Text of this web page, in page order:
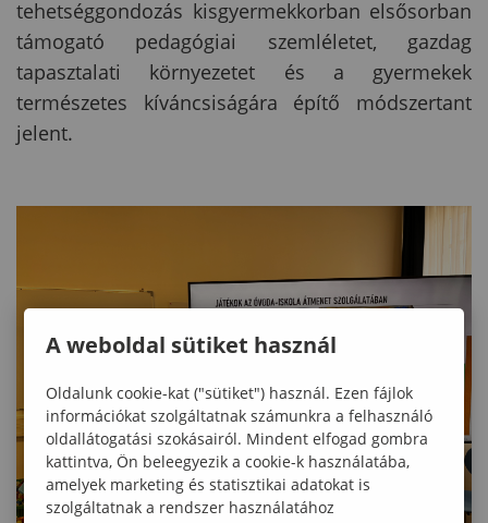
tehetséggondozás kisgyermekkorban elsősorban
támogató pedagógiai szemléletet, gazdag
tapasztalati környezetet és a gyermekek
természetes kíváncsiságára építő módszertant
jelent.
A weboldal sütiket használ
Oldalunk cookie-kat ("sütiket") használ. Ezen fájlok
információkat szolgáltatnak számunkra a felhasználó
oldallátogatási szokásairól. Mindent elfogad gombra
kattintva, Ön beleegyezik a cookie-k használatába,
amelyek marketing és statisztikai adatokat is
szolgáltatnak a rendszer használatához